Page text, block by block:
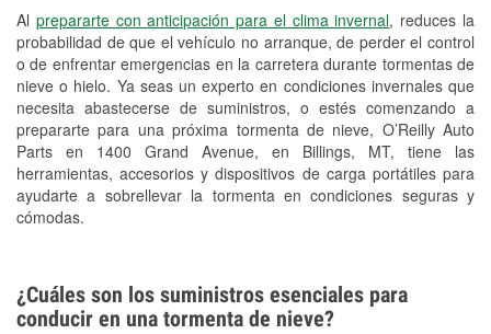
Al prepararte con anticipación para el clima invernal, reduces la
probabilidad de que el vehículo no arranque, de perder el control
o de enfrentar emergencias en la carretera durante tormentas de
nieve o hielo. Ya seas un experto en condiciones invernales que
necesita abastecerse de suministros, o estés comenzando a
prepararte para una próxima tormenta de nieve, O’Reilly Auto
Parts en 1400 Grand Avenue, en Billings, MT, tiene las
herramientas, accesorios y dispositivos de carga portátiles para
ayudarte a sobrellevar la tormenta en condiciones seguras y
cómodas.
Snowstorm Supplies
Tornado Supplies
Conoce más
¿Cuáles son los suministros esenciales para
conducir en una tormenta de nieve?